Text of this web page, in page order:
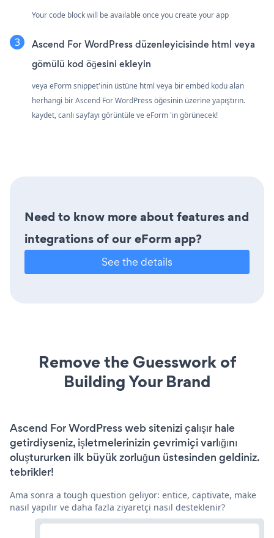
Your code block will be available once you create your app
Ascend For WordPress düzenleyicisinde html veya
gömülü kod öğesini ekleyin
veya eForm snippet'inin üstüne html veya bir embed kodu alan
herhangi bir Ascend For WordPress öğesinin üzerine yapıştırın.
kaydet, canlı sayfayı görüntüle ve eForm 'in görünecek!
Need to know more about features and
integrations of our eForm app?
See the details
Remove the Guesswork of
Building Your Brand
Ascend For WordPress web sitenizi çalışır hale
getirdiyseniz, işletmelerinizin çevrimiçi varlığını
oluştururken ilk büyük zorluğun üstesinden geldiniz.
tebrikler!
Ama sonra a tough question geliyor: entice, captivate, make
nasıl yapılır ve daha fazla ziyaretçi nasıl desteklenir?